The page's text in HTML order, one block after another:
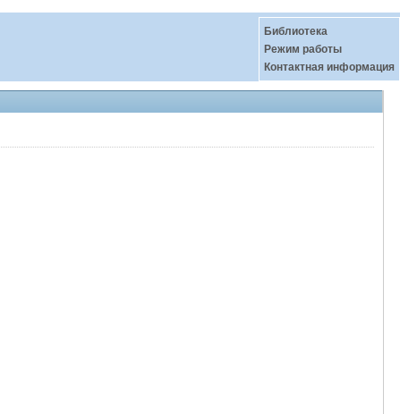
Библиотека
Режим работы
Контактная информация